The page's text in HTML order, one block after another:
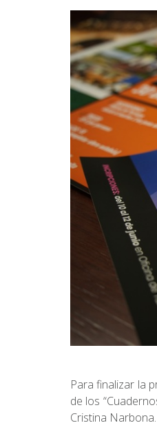
Para finalizar la
de los
Cristina Narbona.